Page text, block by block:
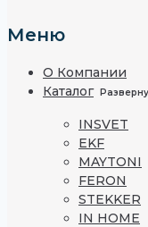
Меню
О Компании
Каталог
INSVET
EKF
MAYTONI
FERON
STEKKER
IN HOME